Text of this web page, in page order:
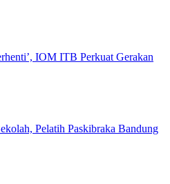
IOM ITB Perkuat Gerakan
Pelatih Paskibraka Bandung